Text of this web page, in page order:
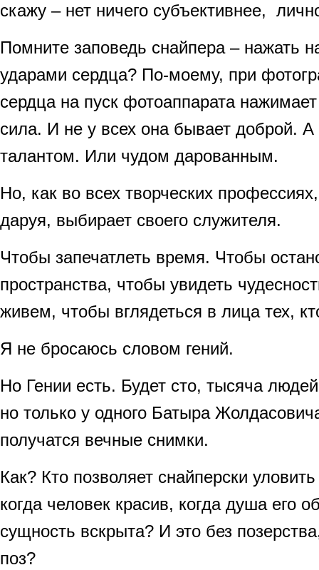
скажу – нет ничего субъективнее,
Помните заповедь снайпера – нажать
ударами сердца? По-моему, при
сердца на пуск фотоаппарата
сила. И не у всех она бывает доброй. А
талантом. Или чудом дарованным.
Но, как во всех творческих
даруя, выбирает своего служителя.
Чтобы запечатлеть время. Чтобы
пространства, чтобы увидеть
живем, чтобы вглядеться в лица тех,
Я не бросаюсь словом гений.
Но Гении есть. Будет сто, тысяча
но только у одного Батыра
получатся вечные снимки.
Как? Кто позволяет снайперски
когда человек красив, когда душа его
сущность вскрыта? И это без
поз?